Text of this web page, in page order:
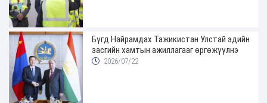
Бүгд Найрамдах Тажикистан Улстай эдийн
засгийн хамтын ажиллагааг өргөжүүлнэ
2026/07/22